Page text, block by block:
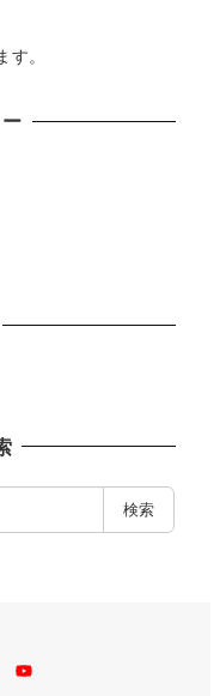
。
検索
YouTube